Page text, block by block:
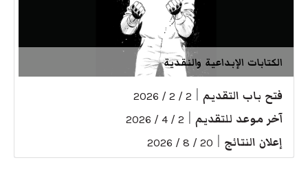
الكتابات الإبداعية والنقدية
فتح باب التقديم 2 / 2 / 2026
آخر موعد للتقديم 2 / 4 / 2026
إعلان النتائج 20 / 8 / 2026